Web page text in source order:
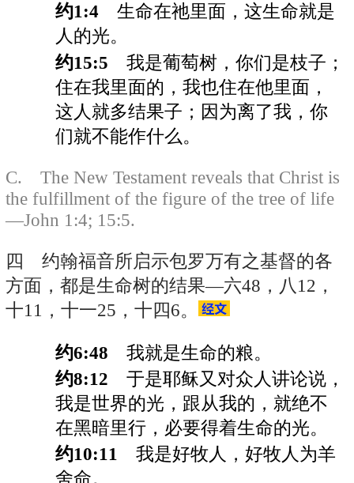
约1:4 生命在祂里面，这生命就是
人的光。
约15:5 我是葡萄树，你们是枝子；
住在我里面的，我也住在他里面，
这人就多结果子；因为离了我，你
们就不能作什么。
C. The New Testament reveals that Christ is
the fulfillment of the figure of the tree of life
—John 1:4; 15:5.
四 约翰福音所启示包罗万有之基督的各
方面，都是生命树的结果—六48，八12，
十11，十一25，十四6。
约6:48 我就是生命的粮。
约8:12 于是耶稣又对众人讲论说，
我是世界的光，跟从我的，就绝不
在黑暗里行，必要得着生命的光。
约10:11 我是好牧人，好牧人为羊
舍命。